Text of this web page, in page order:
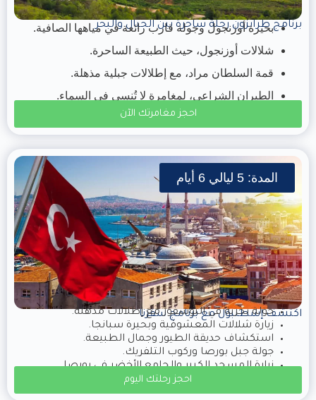
برنامج طرابزون رحلة ساحرة بين الجبال والبحر
بحيرة أوزنجول وجولة قارب رائعة في مياهها الصافية.
شلالات أوزنجول، حيث الطبيعة الساحرة.
قمة السلطان مراد، مع إطلالات جبلية مذهلة.
الطيران الشراعي، لمغامرة لا تُنسى في السماء.
احجز مغامرتك الآن
المدة: 5 ليالي 6 أيام
اكتشف إسطنبول مع برنامج سفرنا
جولة بحرية في البوسفور مع إطلالات مذهلة.
زيارة شلالات المعشوقية وبحيرة سبانجا.
استكشاف حديقة الطيور وجمال الطبيعة.
جولة جبل بورصا وركوب التلفريك.
زيارة المسجد الكبير والجامع الأخضر في بورصا.
احجز رحلتك اليوم